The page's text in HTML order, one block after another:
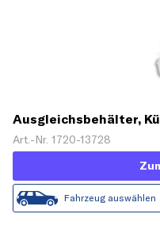
Ausgleichsbehälter,
Art.-Nr. 1720-13728
Fahrzeug auswählen